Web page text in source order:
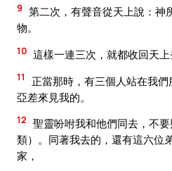
9 第二次，有聲音從天上說：神
物。
10 這樣一連三次，就都收回天上
11
正當那時，有三個人站在我
亞差來見我的。
12 聖靈吩咐我和他們同去，不
類）。同著我去的，還有這六位
家，